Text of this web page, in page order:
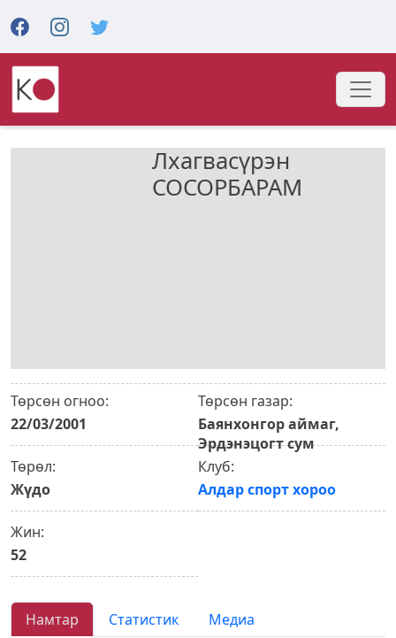
Лхагвасүрэн
СОСОРБАРАМ
Төрсөн огноо:
22/03/2001
Төрсөн газар:
Баянхонгор аймаг,
Эрдэнэцогт сум
Төрөл:
Жүдо
Клуб:
Алдар спорт хороо
Жин:
52
Намтар Статистик Медиа